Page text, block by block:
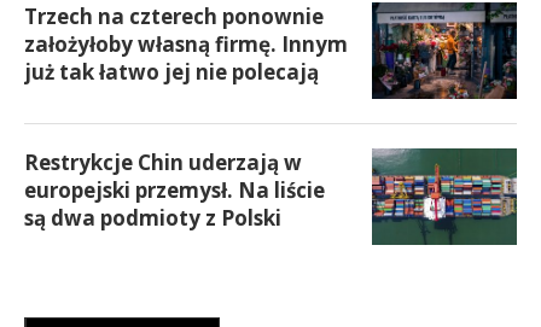
Trzech na czterech ponownie
założyłoby własną firmę. Innym
już tak łatwo jej nie polecają
Restrykcje Chin uderzają w
europejski przemysł. Na liście
są dwa podmioty z Polski